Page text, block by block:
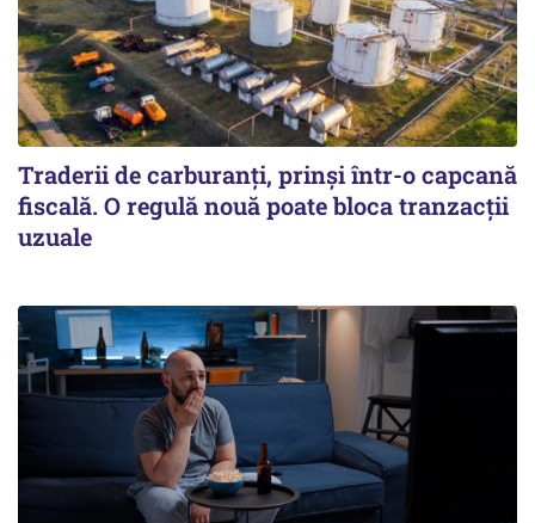
Traderii de carburanți, prinși într-o capcană
fiscală. O regulă nouă poate bloca tranzacții
uzuale